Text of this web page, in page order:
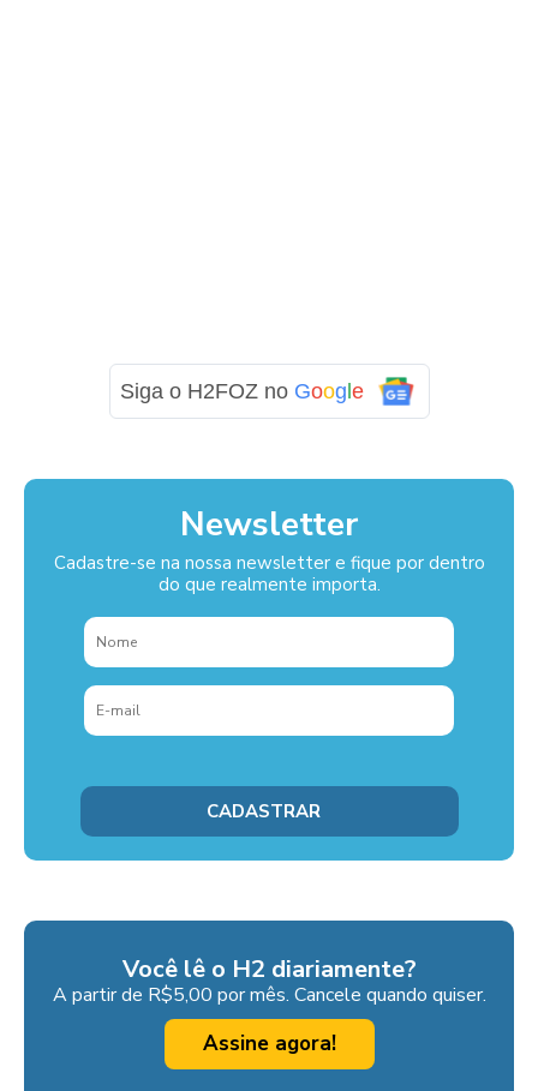
Siga o H2FOZ no Google
Newsletter
Cadastre-se na nossa newsletter e fique por dentro
do que realmente importa.
Você lê o H2 diariamente?
A partir de R$5,00 por mês. Cancele quando quiser.
Assine agora!